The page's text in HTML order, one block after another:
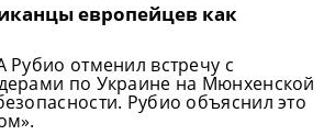
европейцев как
Рубио отменил встречу с
по Украине на Мюнхенской
Рубио объяснил это